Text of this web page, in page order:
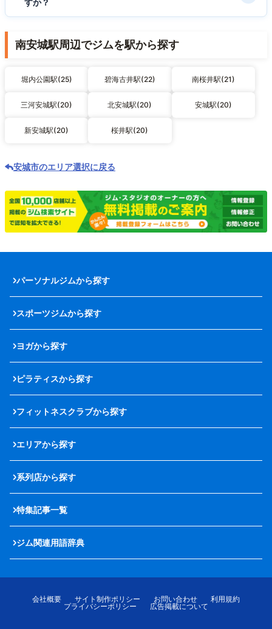
南安城駅周辺でジムを駅から探す
堀内公園駅(25) 碧海古井駅(22) 南桜井駅(21)
三河安城駅(20) 北安城駅(20) 安城駅(20)
新安城駅(20) 桜井駅(20)
安城市のエリア選択に戻る
パーソナルジムから探す
スポーツジムから探す
ヨガから探す
ピラティスから探す
フィットネスクラブから探す
エリアから探す
系列店から探す
特集記事一覧
ジム関連用語辞典
会社概要 サイト制作ポリシー お問い合わせ
利用規約
プライバシーポリシー
広告掲載について